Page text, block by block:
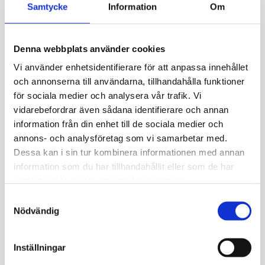
Samtycke Information Om
Denna webbplats använder cookies
Vi använder enhetsidentifierare för att anpassa innehållet
och annonserna till användarna, tillhandahålla funktioner
för sociala medier och analysera vår trafik. Vi
vidarebefordrar även sådana identifierare och annan
information från din enhet till de sociala medier och
annons- och analysföretag som vi samarbetar med.
Dessa kan i sin tur kombinera informationen med annan
information som du har tillhandahållit eller som de har
Nödvändig
Inställningar
Graviditet, östrogenbehandling/p-piller, stress och vissa
läkemedel samt kosttillskott kan påverka resultatet.
Kortisol har en dygnsvariation med höga nivåer på
morgonen och lägst kring midnatt. Järntablett bör ej tas
samma dag som provtagning.
Om resultatet
Vad får jag för rekommendationer av
bör agera om denne bedömer att avvikande prover
läkare för vidare utredning hos till exempel din vårdcentral
eller företagsläkare. Medisera kan inte erbjuda personlig